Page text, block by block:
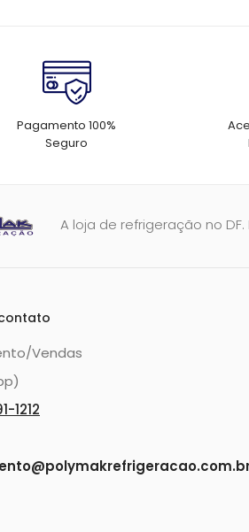
Pagamento 100%
Seguro
A loja de refrigeração no
Vendas
1212